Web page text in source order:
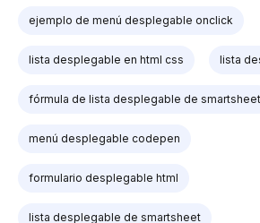
ejemplo de menú desplegable onclick
lista desplegable en html css lista
fórmula de lista desplegable de smartsheet
menú desplegable codepen
formulario desplegable html
lista desplegable de smartsheet